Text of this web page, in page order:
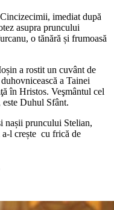
imediat după
asupra pruncului
o tănără și frumoasă
a rostit un cuvânt de
a Tainei
în Hristos. Veşmântul cel
Duhul Sfânt.
nașii pruncului Stelian,
l crește cu frică de